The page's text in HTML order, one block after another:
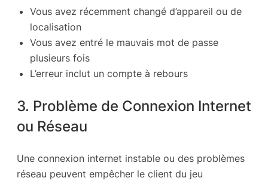
Vous avez récemment changé d’appareil ou de
localisation
Vous avez entré le mauvais mot de passe
plusieurs fois
L’erreur inclut un compte à rebours
3. Problème de Connexion Internet
ou Réseau
Une connexion internet instable ou des problèmes
réseau peuvent empêcher le client du jeu